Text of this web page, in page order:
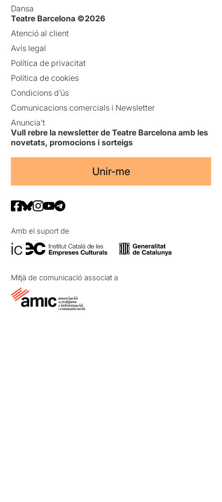
Dansa
Teatre Barcelona ©2026
Atenció al client
Avís legal
Política de privacitat
Política de cookies
Condicions d’ús
Comunicacions comercials i Newsletter
Anuncia’t
Vull rebre la newsletter de Teatre Barcelona amb les
novetats, promocions i sorteigs
Unir-me
Amb el suport de
Mitjà de comunicació associat a